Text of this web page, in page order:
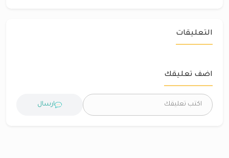
التعليقات
اضف تعليقك
ارسال